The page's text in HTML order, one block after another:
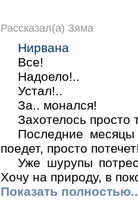
Рассказал(а) Зяма
Нирвана
Все!
Надоело!..
Устал!..
За.. монался!
Захотелось просто
Последние
поедет, просто потечет!
Уже шурупы
Хочу на природу, в
Показать